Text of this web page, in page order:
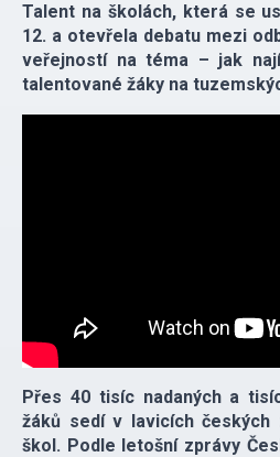
Talent na školách, která se
12. a otevřela debatu mezi
veřejností na téma – jak
talentované žáky na
Přes 40 tisíc nadaných a
žáků sedí v lavicích českých
škol. Podle letošní zprávy